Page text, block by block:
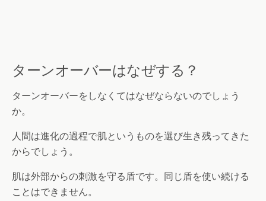
ターンオーバーはなぜする？
ターンオーバーをしなくてはなぜならないのでしょう
か。
人間は進化の過程で肌というものを選び生き残ってきた
からでしょう。
肌は外部からの刺激を守る盾です。同じ盾を使い続ける
ことはできません。